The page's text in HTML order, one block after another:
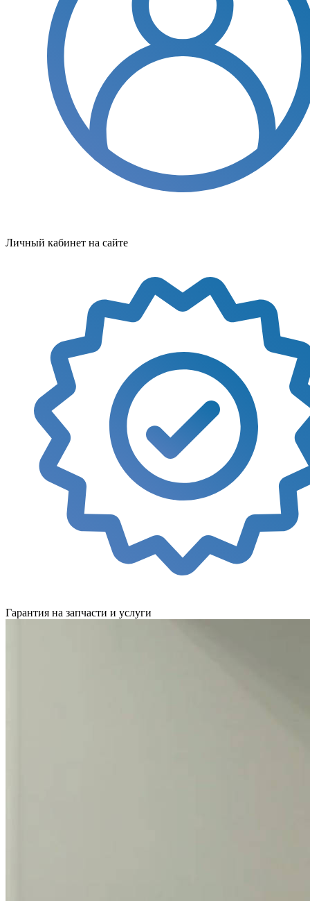
Личный кабинет на сайте
Гарантия на запчасти и услуги